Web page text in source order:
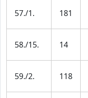
57./1. 181
58./15. 14
59./2. 118